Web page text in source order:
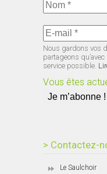
Nous gardons vos
partageons
service possible.
Vous êtes
> Contactez-
Le Saulchoir